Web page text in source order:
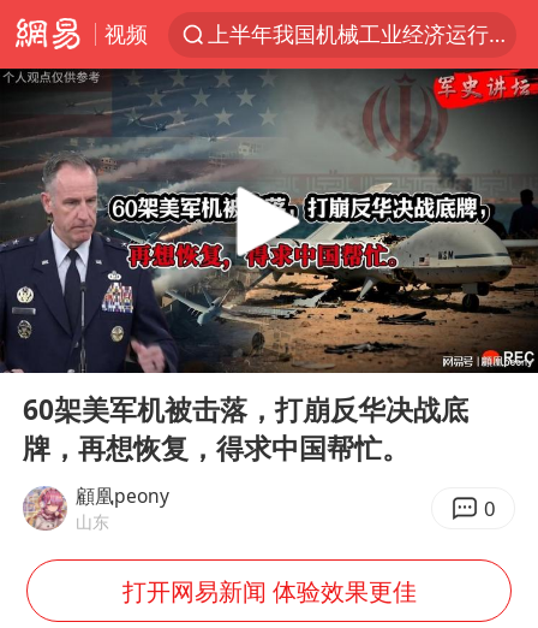
视频
上半年我国机械工业经济运行稳中有进
汪峰阻止14岁女儿买大牌
“立秋的第一杯奶茶”又爆单了
四川宜宾市高县发生4.9级地震
王力宏演唱会黄牛带观众藏匿被查获
泰国校园枪击案死亡人数升至7人
佛山通报笔试前13被淘汰后5名进体检
陕西省委书记赶赴柞水县杏坪镇
公司“上四休三”但要降薪1000元
台风灿鸿未来对中国无影响
Play
00:00 07:45
60架美军机被击落，打崩反华决战底
牌，再想恢复，得求中国帮忙。
顧凰peony
山东 0
打开网易新闻 体验效果更佳